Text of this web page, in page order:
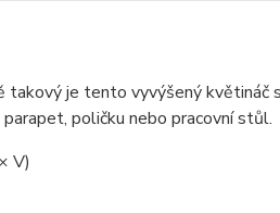
takový je tento vyvýšený květináč
poličku nebo pracovní stůl.
V)